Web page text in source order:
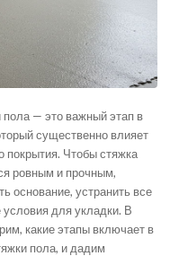
пола — это важный этап в
существенно влияет
покрытия. Чтобы стяжка
ровным и прочным,
основание, устранить все
для укладки. В
какие этапы включает в
пола, и дадим